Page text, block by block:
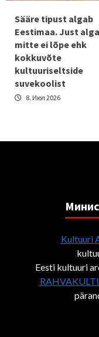
Sääre tipust algab
Eestimaa. Just
mitte ei lõpe ehk
kokkuvõte
kultuuriseltside
suvekoolist
8. Июл 2026
Kultuuri
Eesti kultuuri